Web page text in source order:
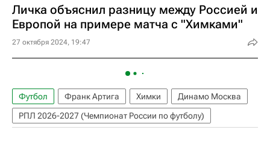
Личка объяснил разницу между Россией и
Европой на примере матча с "Химками"
27 октября 2024, 19:47
Футбол Франк Артига Химки
Динамо Москва
РПЛ 2026-2027 (Чемпионат России по футболу)